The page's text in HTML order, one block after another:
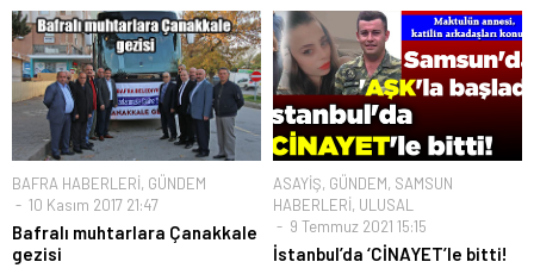
BAFRA HABERLERİ, GÜNDEM
10 Kasım 2017 21:47
Bafralı muhtarlara Çanakkale
gezisi
ASAYİŞ, GÜNDEM, SAMSUN
HABERLERİ, ULUSAL
9 Temmuz 2021 15:15
İstanbul’da ‘CİNAYET’le bitti!